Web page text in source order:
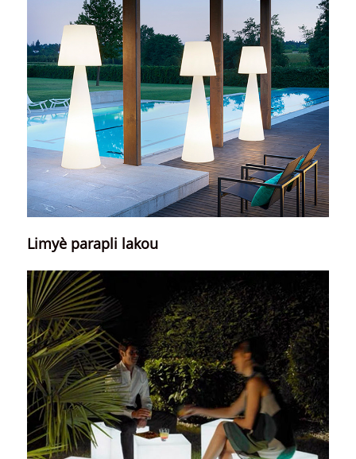
Limyè parapli lakou